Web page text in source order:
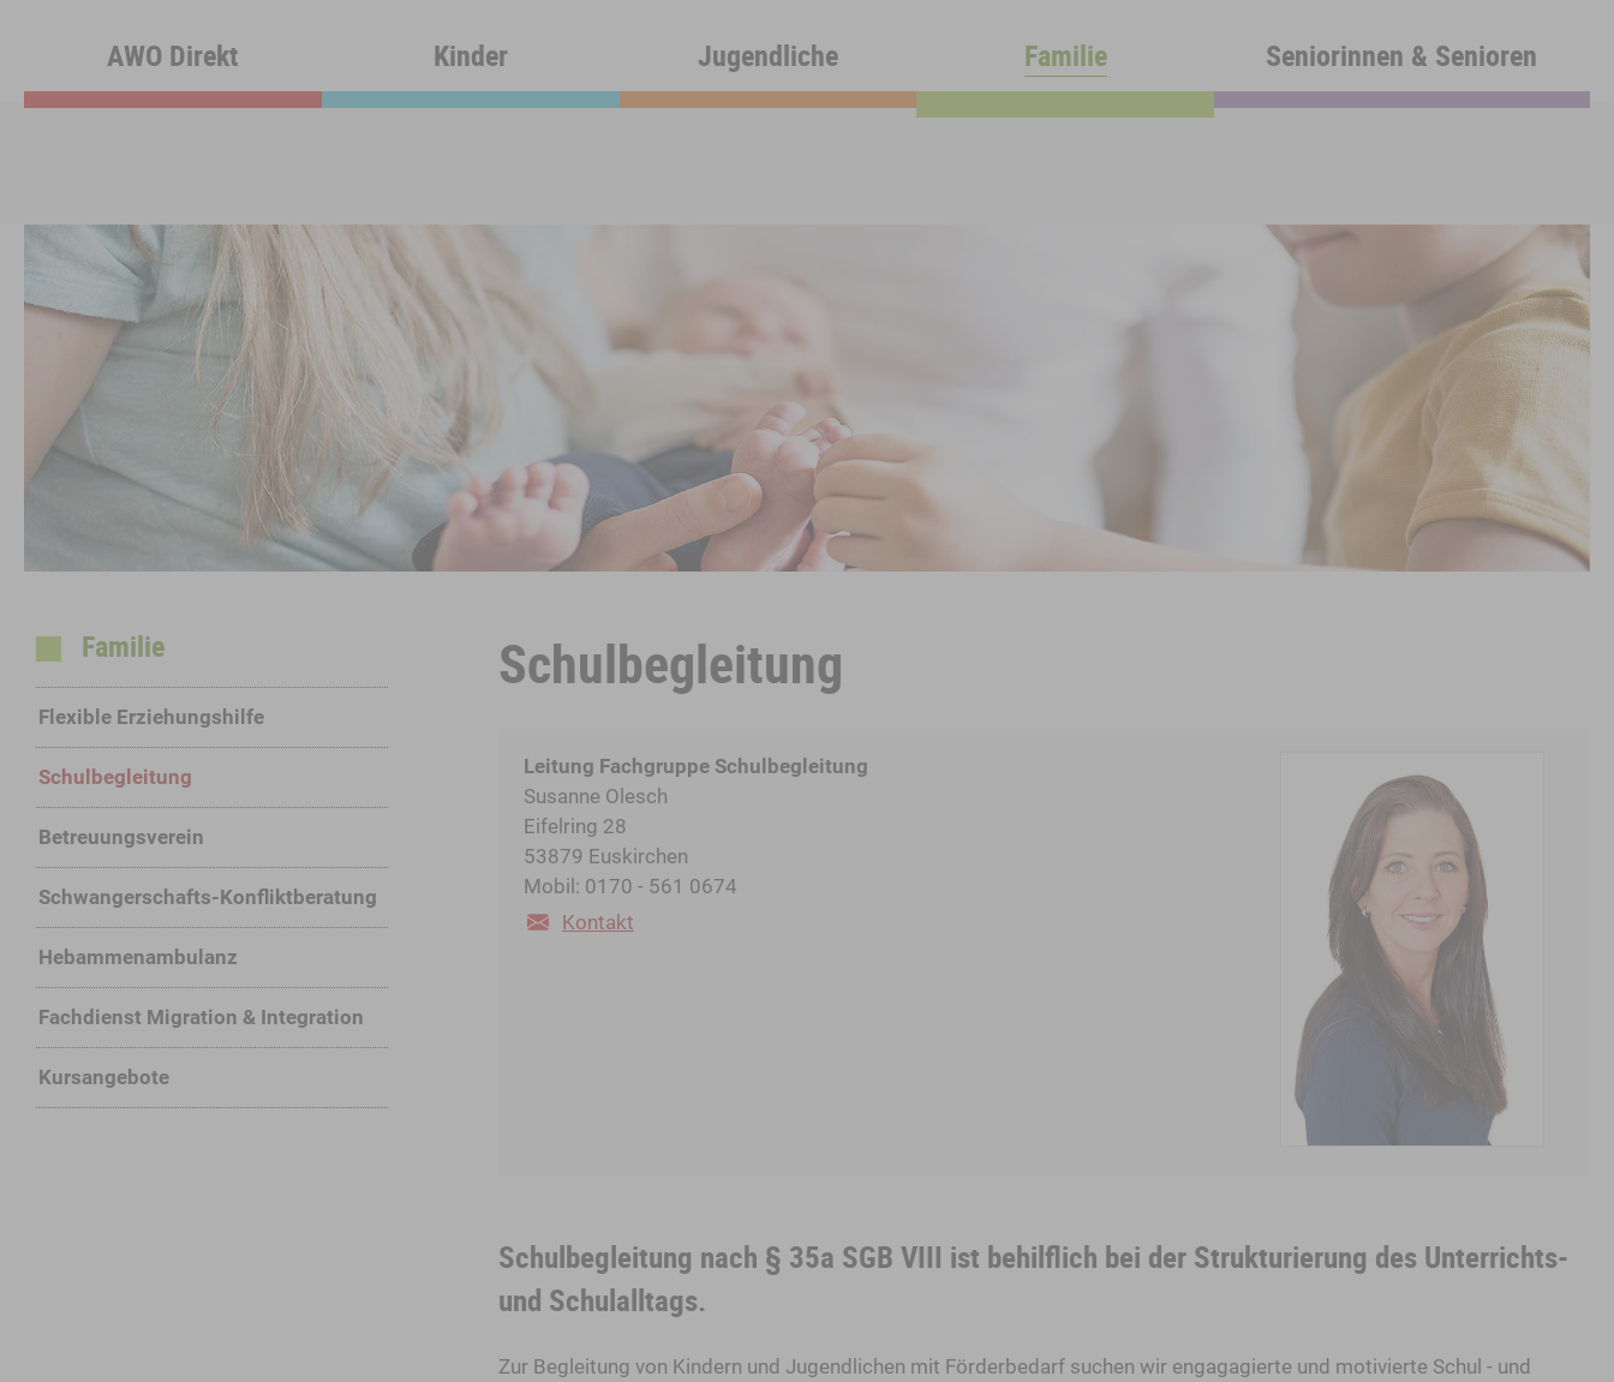
AWO Direkt Kinder Jugendliche Familie Seniorinnen & Senioren
Familie
Flexible Erziehungshilfe
Schulbegleitung
Betreuungsverein
Schwangerschafts-Konfliktberatung
Hebammen­ambulanz
Fachdienst Migration & Integration
Kursangebote
Schulbegleitung
Leitung Fachgruppe Schulbegleitung
Susanne Olesch
Eifelring 28
53879 Euskirchen
Mobil: 0170 - 561 0674
Kontakt
Schulbegleitung nach § 35a SGB VIII ist behilflich bei der Strukturierung des Unterrichts-
und Schulalltags.
Zur Begleitung von Kindern und Jugendlichen mit Förderbedarf suchen wir engagagierte und motivierte Schul - und